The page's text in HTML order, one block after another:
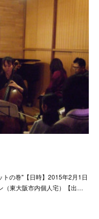
の巻"【日時】2015年2月1日
東大阪市内個人宅）【出…